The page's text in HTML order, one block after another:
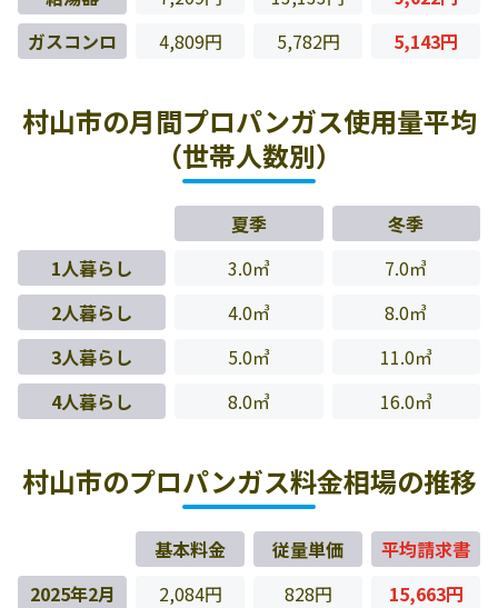
ガスコンロ
4,809円 5,782円 5,143円
村山市の月間プロパンガス使用量平均
（世帯人数別）
夏季
冬季
1人暮らし
3.0㎥
7.0㎥
2人暮らし
4.0㎥
8.0㎥
3人暮らし
5.0㎥
11.0㎥
4人暮らし
8.0㎥ 16.0㎥
村山市のプロパンガス料金相場の推移
基本料金 従量単価
平均請求書
2025年2月
2,084円 828円
15,663円